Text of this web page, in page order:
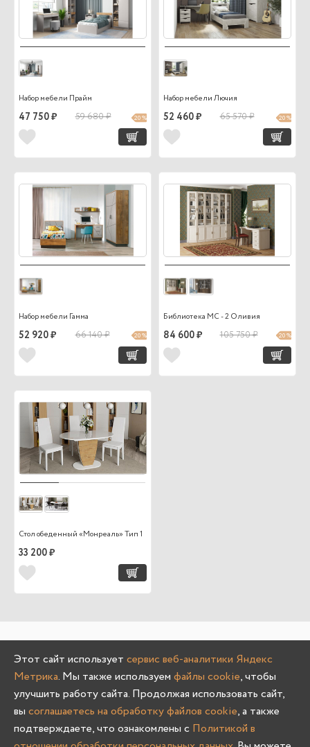
Набор мебели Прайм
47 750 ₽ 59 680 ₽ 20 %
Набор мебели Лючия
52 460 ₽ 65 570 ₽ 20 %
Набор мебели Гамма
52 920 ₽ 66 140 ₽ 20 %
Библиотека МС - 2 Оливия
84 600 ₽ 105 750 ₽ 20 %
Стол обеденный «Монреаль» Тип 1
33 200 ₽
Распашные шкафы от
Этот сайт использует сервис веб-аналитики Яндекс
Метрика. Мы также используем файлы cookie, чтобы
улучшить работу сайта. Продолжая использовать сайт,
вы соглашаетесь на обработку файлов cookie, а также
подтверждаете, что ознакомлены с Политикой в